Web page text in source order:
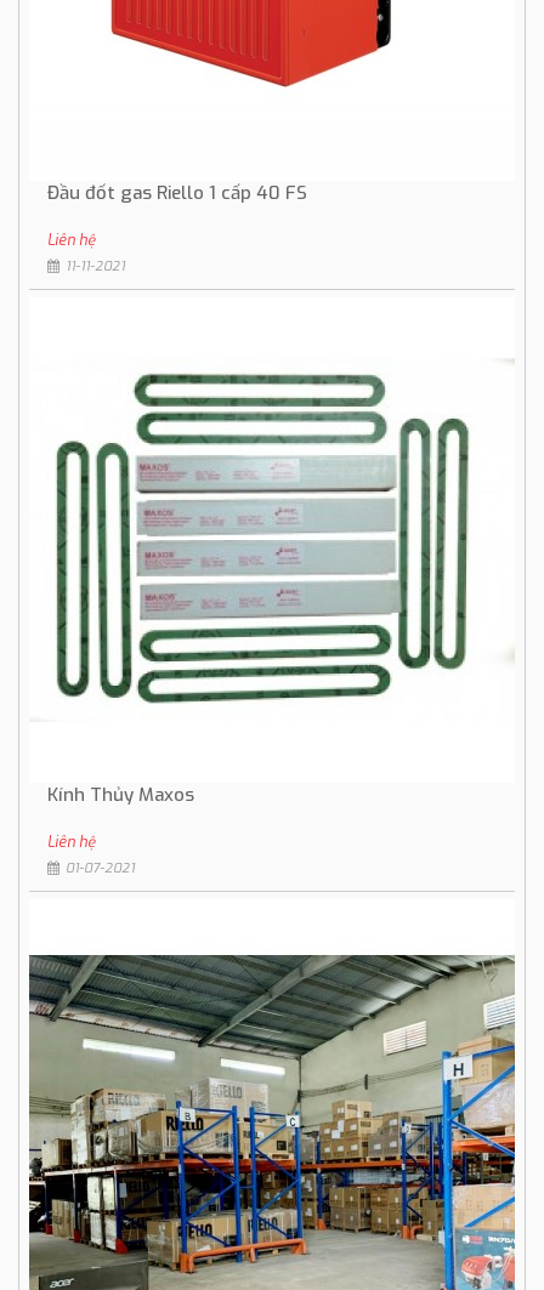
Đầu đốt gas Riello 1 cấp 40 FS
Liên hệ
11-11-2021
Kính Thủy Maxos
Liên hệ
01-07-2021